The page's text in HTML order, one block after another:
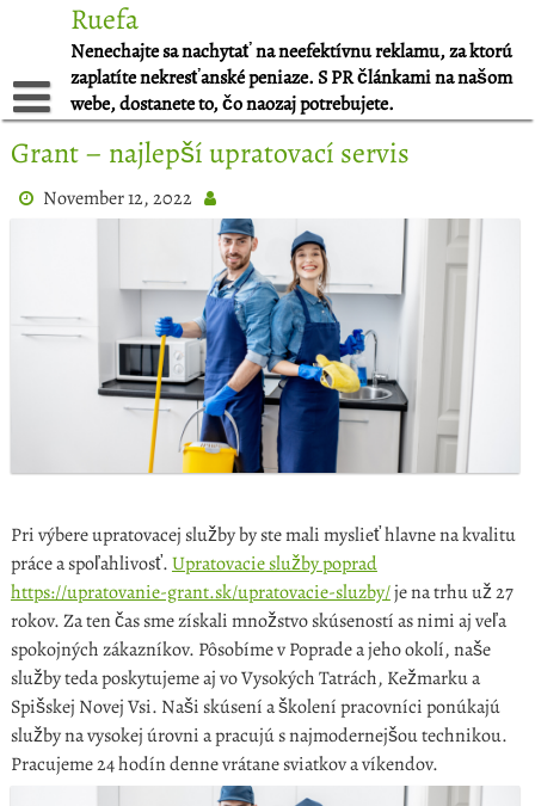
Ruefa
Nenechajte sa nachytať na neefektívnu reklamu, za ktorú
zaplatíte nekresťanské peniaze. S PR článkami na našom
webe, dostanete to, čo naozaj potrebujete.
Grant – najlepší upratovací servis
November 12, 2022
Pri výbere upratovacej služby by ste mali myslieť hlavne na kvalitu
práce a spoľahlivosť.Upratovacie služby poprad
https://upratovanie-grant.sk/upratovacie-sluzby/je na trhu už 27
rokov.Za ten čas sme získali množstvo skúseností as nimi aj veľa
spokojných zákazníkov. Pôsobíme v Poprade a jeho okolí, naše
služby teda poskytujeme aj vo Vysokých Tatrách, Kežmarku a
Spišskej Novej Vsi. Naši skúsení a školení pracovníci ponúkajú
služby navysokej úrovni a pracujú s najmodernejšou technikou.
Pracujeme 24 hodín denne vrátane sviatkov a víkendov.